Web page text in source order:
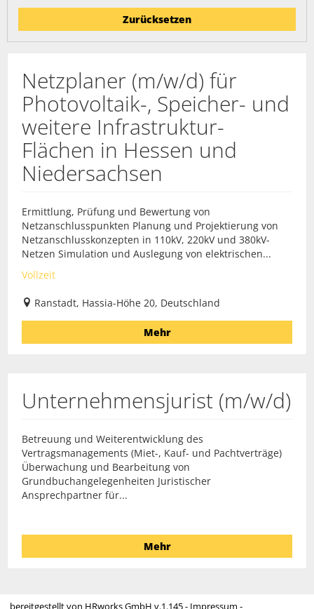
Zurücksetzen
Netzplaner (m/w/d) für
Photovoltaik-, Speicher- und
weitere Infrastruktur-
Flächen in Hessen und
Niedersachsen
Ermittlung, Prüfung und Bewertung von
Netzanschlusspunkten Planung und Projektierung von
Netzanschlusskonzepten in 110kV, 220kV und 380kV-
Netzen Simulation und Auslegung von elektrischen...
Vollzeit
Ranstadt, Hassia-Höhe 20, Deutschland
Mehr
Unternehmensjurist (m/w/d)
Betreuung und Weiterentwicklung des
Vertragsmanagements (Miet-, Kauf- und Pachtverträge)
Überwachung und Bearbeitung von
Grundbuchangelegenheiten Juristischer
Ansprechpartner für...
Mehr
bereitgestellt von HRworks GmbH v.1.145 - Impressum -